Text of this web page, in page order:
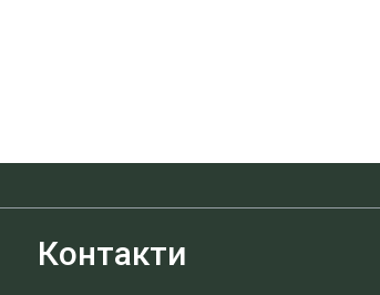
Контакти